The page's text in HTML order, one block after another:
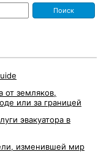
от земляков,
или за границей
эвакуатора в
изменившей мир